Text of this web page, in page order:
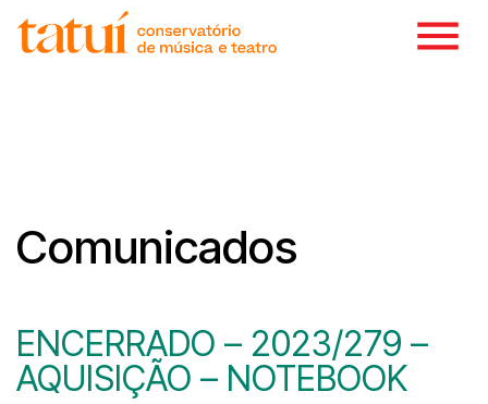
Comunicados
ENCERRADO – 2023/279 –
AQUISIÇÃO – NOTEBOOK